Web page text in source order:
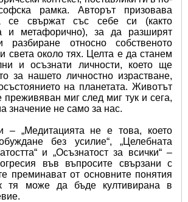
рамка. Авторът призовава
се свържат със себе си (както
и метафорично), за да разширят
разбиране относно собственото
света около тях. Целта е да станем
и осъзнати личности, което ще
за нашето личностно израстване,
на планетата. Животът
преживяван миг след миг тук и сега,
значение не само за нас.
– „Медитацията не е това, което
без усилие“, „Целебната
и „Осъзнатост за всички“ –
във въпросите свързани с
преминават от основните понятия
тя може да бъде култивирана в